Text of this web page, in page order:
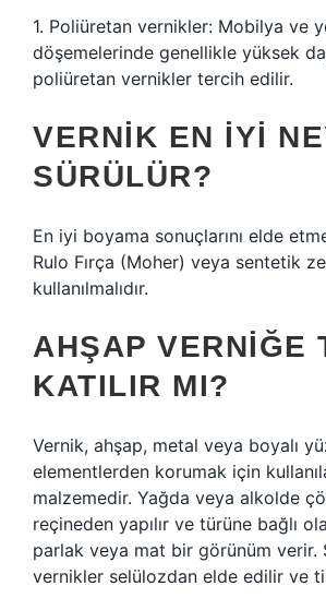
1. Poliüretan vernikler: Mobilya ve
döşemelerinde genellikle yüksek
poliüretan vernikler tercih edilir.
VERNIK EN IYI
SÜRÜLÜR?
En iyi boyama sonuçlarını elde
Rulo Fırça (Moher) veya sentetik
kullanılmalıdır.
AHŞAP VERNIĞE
KATILIR MI?
Vernik, ahşap, metal veya boyalı
elementlerden korumak için
malzemedir. Yağda veya alkolde
reçineden yapılır ve türüne bağlı
parlak veya mat bir görünüm verir.
vernikler selülozdan elde edilir ve